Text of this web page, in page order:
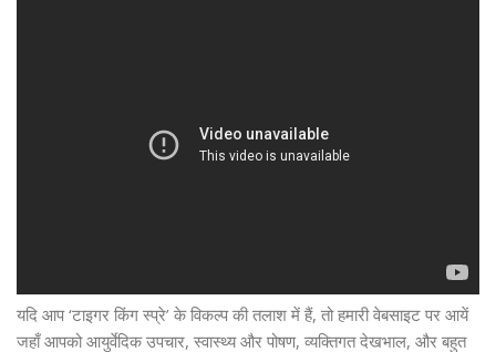
यदि आप ‘टाइगर किंग स्प्रे’ के विकल्प की तलाश में हैं, तो हमारी वेबसाइट पर आयें
जहाँ आपको आयुर्वेदिक उपचार, स्वास्थ्य और पोषण, व्यक्तिगत देखभाल, और बहुत